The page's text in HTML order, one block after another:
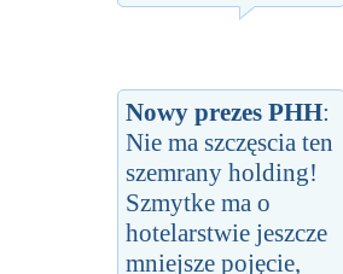
Nowy prezes PHH:
Nie ma szczęscia ten
szemrany holding!
Szmytke ma o
hotelarstwie jeszcze
mniejsze pojęcie,